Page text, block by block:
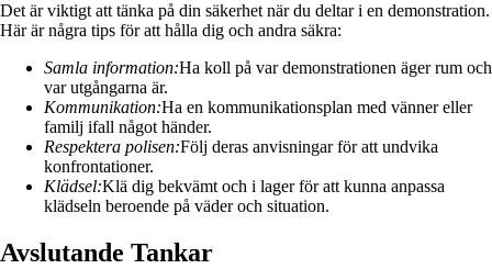
Det är viktigt att tänka på din säkerhet när du deltar i en demonstration.
Här är några tips för att hålla dig och andra säkra:
Samla information:Ha koll på var demonstrationen äger rum och
var utgångarna är.
Kommunikation:Ha en kommunikationsplan med vänner eller
familj ifall något händer.
Respektera polisen:Följ deras anvisningar för att undvika
konfrontationer.
Klädsel:Klä dig bekvämt och i lager för att kunna anpassa
klädseln beroende på väder och situation.
Avslutande Tankar